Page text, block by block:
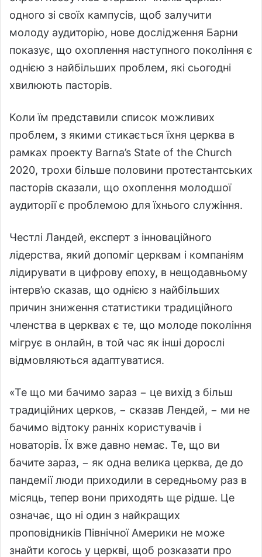
одного зі своїх кампусів, щоб залучити
молоду аудиторію, нове дослідження Барни
показує, що охоплення наступного покоління є
однією з найбільших проблем, які сьогодні
хвилюють пасторів.
Коли їм представили список можливих
проблем, з якими стикається їхня церква в
рамках проекту Barna’s State of the Church
2020, трохи більше половини протестантських
пасторів сказали, що охоплення молодшої
аудиторії є проблемою для їхнього служіння.
Честлі Ландей, експерт з інноваційного
лідерства, який допоміг церквам і компаніям
лідирувати в цифрову епоху, в нещодавньому
інтерв’ю сказав, що однією з найбільших
причин зниження статистики традиційного
членства в церквах є те, що молоде покоління
мігрує в онлайн, в той час як інші дорослі
відмовляються адаптуватися.
«Те що ми бачимо зараз − це вихід з більш
традиційних церков, − сказав Лендей, − ми не
бачимо відтоку ранніх користувачів і
новаторів. Їх вже давно немає. Те, що ви
бачите зараз, − як одна велика церква, де до
пандемії люди приходили в середньому раз в
місяць, тепер вони приходять ще рідше. Це
означає, що ні один з найкращих
проповідників Північної Америки не може
знайти когось у церкві, щоб розказати про